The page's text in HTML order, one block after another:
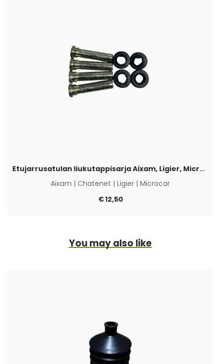
Etujarrusatulan liukutappisarja Aixam, Ligier, Microcar & Chatenet
Aixam | Chatenet | Ligier| Microcar
€12,50
You may also like